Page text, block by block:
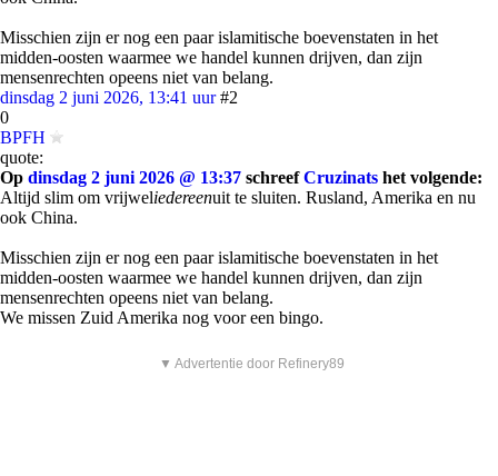
Misschien zijn er nog een paar islamitische boevenstaten in het
midden-oosten waarmee we handel kunnen drijven, dan zijn
mensenrechten opeens niet van belang.
dinsdag 2 juni 2026, 13:41 uur #2
0
BPFH
quote:
Op dinsdag 2 juni 2026 @ 13:37 schreefCruzinats het volgende:
Altijd slim om vrijweliedereenuit te sluiten. Rusland, Amerika en nu
ook China.
Misschien zijn er nog een paar islamitische boevenstaten in het
midden-oosten waarmee we handel kunnen drijven, dan zijn
mensenrechten opeens niet van belang.
We missen Zuid Amerika nog voor een bingo.
▼ Advertentie door Refinery89